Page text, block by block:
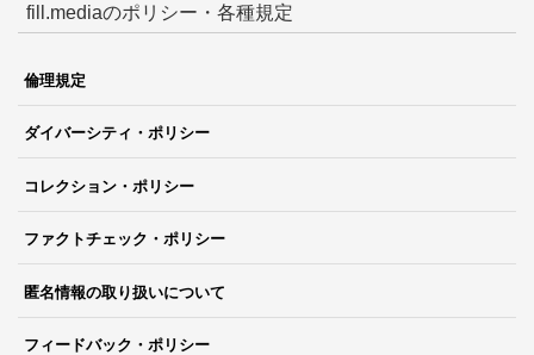
fill.mediaのポリシー・各種規定
倫理規定
ダイバーシティ・ポリシー
コレクション・ポリシー
ファクトチェック・ポリシー
匿名情報の取り扱いについて
フィードバック・ポリシー